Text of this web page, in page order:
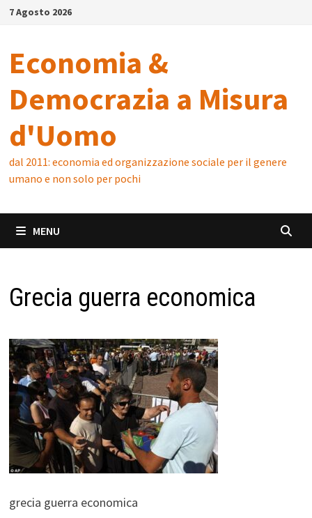
Skip7 Agosto 2026
Economia &
Democrazia a Misura
d'Uomo
dal 2011: economia ed organizzazione sociale per il genere
umano e non solo per pochi
MENU
Grecia guerra economica
grecia guerra economica